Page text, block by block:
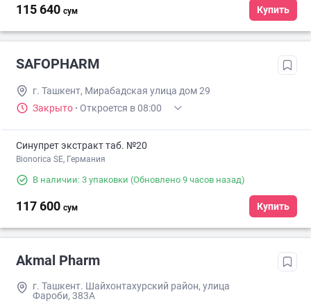
115 640 сум Купить
SAFOPHARM
г. Ташкент, Мирабадская улица дом 29
Закрыто · Откроется в 08:00
Синупрет экстракт таб. №20
Bionorica SE, Германия
В наличии: 3 упаковки (Обновлено 9 часов назад)
117 600 сум Купить
Akmal Pharm
г. Ташкент. Шайхонтахурский район, улица
Фароби, 383А